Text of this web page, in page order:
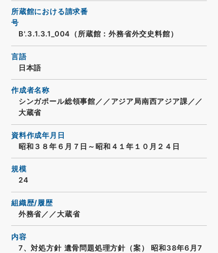
所蔵館における請求番
号
B'.3.1.3.1_004（所蔵館：外務省外交史料館）
言語
日本語
作成者名称
シンガポール総領事館／／アジア局南西アジア課／／
大蔵省
資料作成年月日
昭和３８年６月７日～昭和４１年１０月２４日
規模
24
組織歴/履歴
外務省／／大蔵省
内容
7、対処方針 遺骨問題処理方針（案） 昭和38年6月7